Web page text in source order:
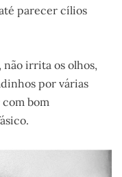
parecer cílios
não irrita os olhos,
por várias
bom